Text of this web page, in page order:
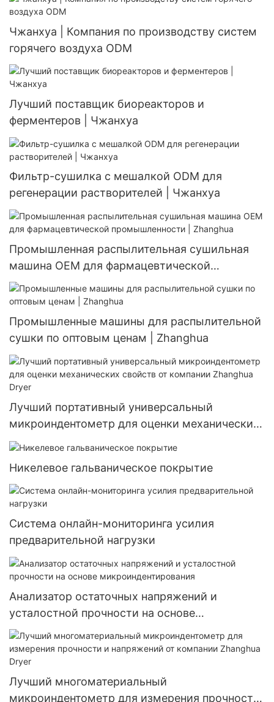
по индивидуальному заказу.
Чжанхуа | Компания по производству систем
горячего воздуха ODM
Лучший поставщик биореакторов и
ферментеров | Чжанхуа
Фильтр-сушилка с мешалкой ODM для
регенерации растворителей | Чжанхуа
Промышленная распылительная сушильная
машина OEM для фармацевтической
промышленности | Zhanghua
Промышленные машины для распылительной
сушки по оптовым ценам | Zhanghua
Лучший портативный универсальный
микроиндентометр для оценки механических
свойств от компании Zhanghua Dryer
Никелевое гальваническое покрытие
Система онлайн-мониторинга усилия
предварительной нагрузки
Анализатор остаточных напряжений и
усталостной прочности на основе
микроиндентирования
Лучший многоматериальный
микроиндентометр для измерения прочности